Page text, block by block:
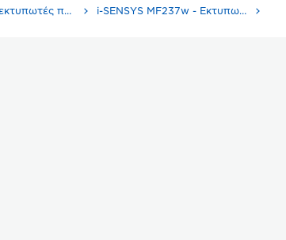
Ασπρόμαυροι εκτυπωτές πολλαπλών λειτουργιών i-SENSYS MF237w - Εκτυπωτές λέιζερ πολλαπλών λειτουργιών i-SENSYS